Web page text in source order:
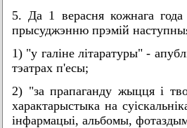
5. Да 1 верасня кожнага года
прысуджэнню прэмiй
1) "у галiне лiтаратуры" -
тэатрах п'есы;
2) "за прапаганду жыцця i
характарыстыка на
iнфармацыi, альбомы,